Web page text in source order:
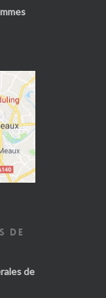
DE
de